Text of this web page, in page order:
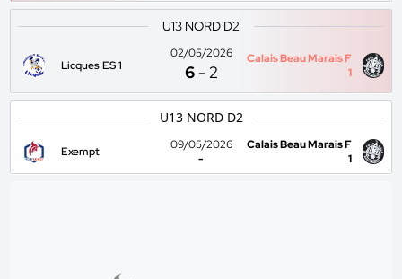
U13 NORD D2
Licques ES 1
02/05/2026
6 -2
Calais Beau Marais F
1
U13 NORD D2
Exempt
09/05/2026
-
Calais Beau Marais F
1